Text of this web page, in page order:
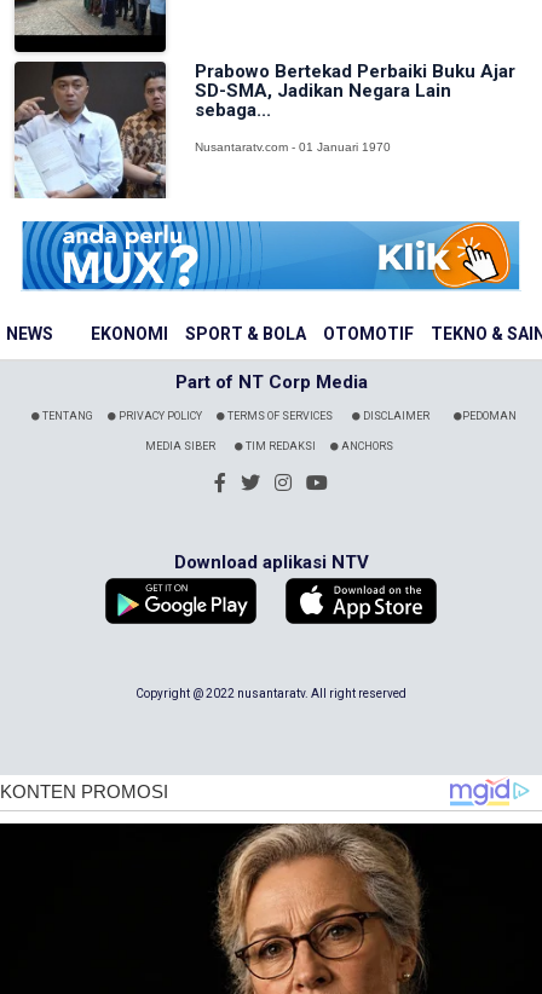
NEWS EKONOMI SPORT & BOLA OTOMOTIF TEKNO &
Prabowo Bertekad Perbaiki Buku Ajar
SD-SMA, Jadikan Negara Lain
sebaga...
Nusantaratv.com - 01 Januari 1970
Part of NT Corp Media
TENTANG PRIVACY POLICY TERMS OF SERVICES DISCLAIMER PEDOMAN
MEDIA SIBER TIM REDAKSI ANCHORS
Download aplikasi NTV
Copyright @ 2022 nusantaratv. All right reserved